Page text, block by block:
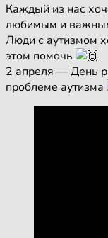
Каждый из нас
любимым и
Люди с аутизмом
этом помочь
2 апреля — День
проблеме аутизма